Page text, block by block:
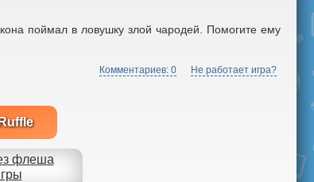
поймал в ловушку злой чародей. Помогите ему
Комментариев: 0 Не работает игра?
Ruffle
флеша